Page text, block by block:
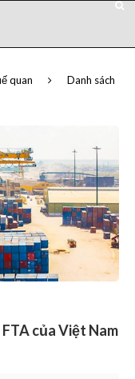
quan
Danh sách
của Việt Nam